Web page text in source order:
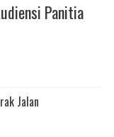
Panitia
Jalan